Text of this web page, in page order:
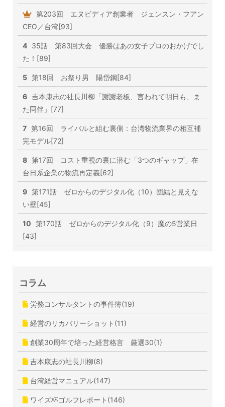
第203回 エヌビディア創業者 ジェンスン・フアン
CEO／台湾[93]
4 35話 第83回大会 優勝はあの女子プロのおかげでし
た！[89]
5 第18回 お祭り男 陽岱鋼[84]
6 吉本康志の社長川柳「謝謝老板、言われて明日も、ま
た同伴」[77]
7 第16回 ライバルと組む裏側：台湾物流業界の相互補
完モデル[72]
8 第17回 コスト重視の裏に潜む「3つのギャップ」在
台日系企業の物流再定義[62]
9 第171話 ゼロからのデジタル化（10）団結と見えな
い壁[45]
10 第170話 ゼロからのデジタル化（9）魔の5営業日
[43]
コラム
労務コンサルタントの事件簿(19)
経営のリカバリーショット(11)
創業30周年で培った経営格言 厳選30(1)
吉本康志の社長川柳(8)
台湾経営マニュアル(147)
ワイズ杯ゴルフレポート(146)